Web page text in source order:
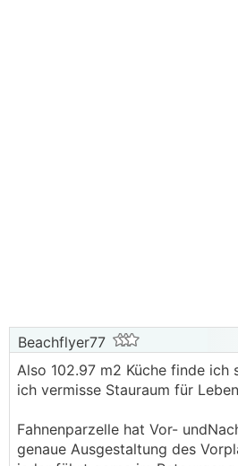
Beachflyer77
Also 102.97 m2 Küche finde ich
ich vermisse Stauraum für
Fahnenparzelle hat Vor-
genaue Ausgestaltung des